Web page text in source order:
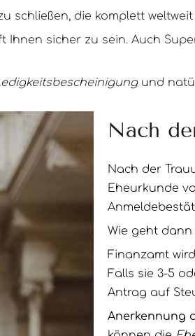
schließen, die komplett
sicher zu sein. Auch
und
Nach
Nach der
Eheurkunde
Wie geht
Finanzamt
Falls sie 3-5
Antrag auf
Anerkennung